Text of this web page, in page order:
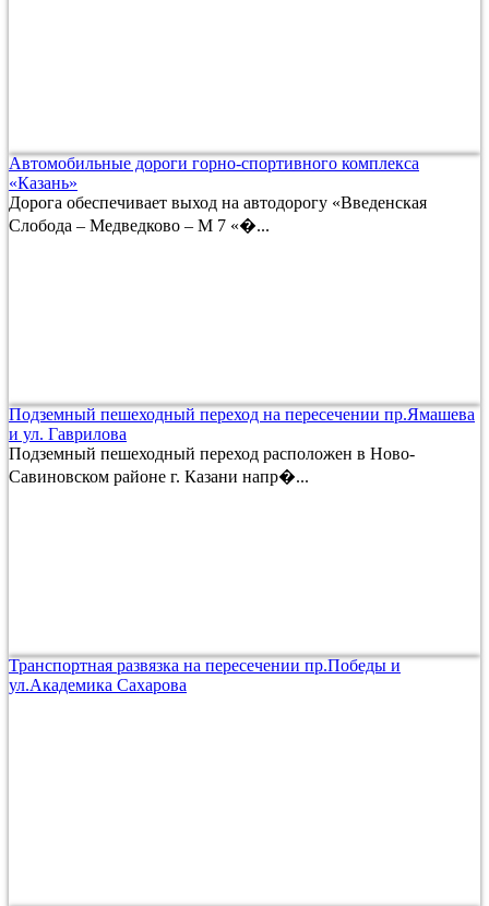
Автомобильные дороги горно-спортивного комплекса
«Казань»
Дорога обеспечивает выход на автодорогу «Введенская
Слобода – Медведково – М 7 «�...
Подземный пешеходный переход на пересечении пр.Ямашева
и ул. Гаврилова
Подземный пешеходный переход расположен в Ново-
Савиновском районе г. Казани напр�...
Транспортная развязка на пересечении пр.Победы и
ул.Академика Сахарова